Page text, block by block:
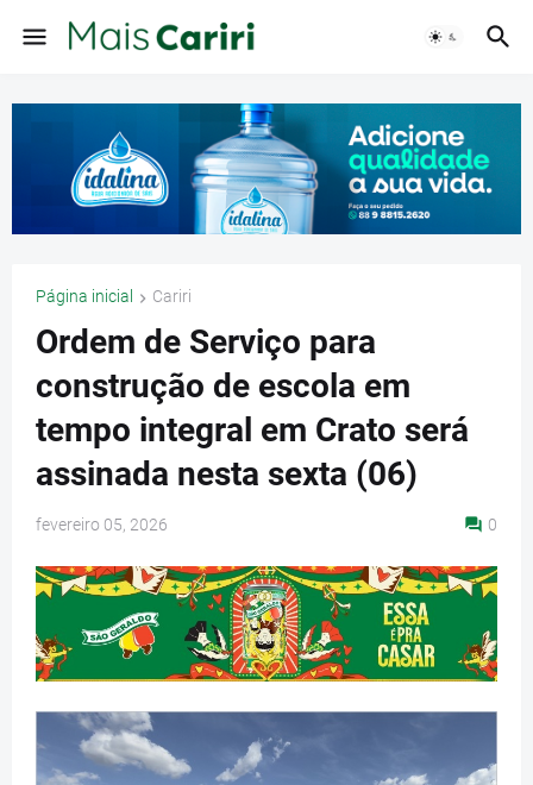
Página inicial Cariri
Ordem de Serviço para
construção de escola em
tempo integral em Crato será
assinada nesta sexta (06)
fevereiro 05, 2026 0